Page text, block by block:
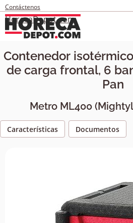
Contáctenos
HorecaDepot.com
Contenedor
de carga frontal, 6
Pan
Metro ML400 (
Características Documentos